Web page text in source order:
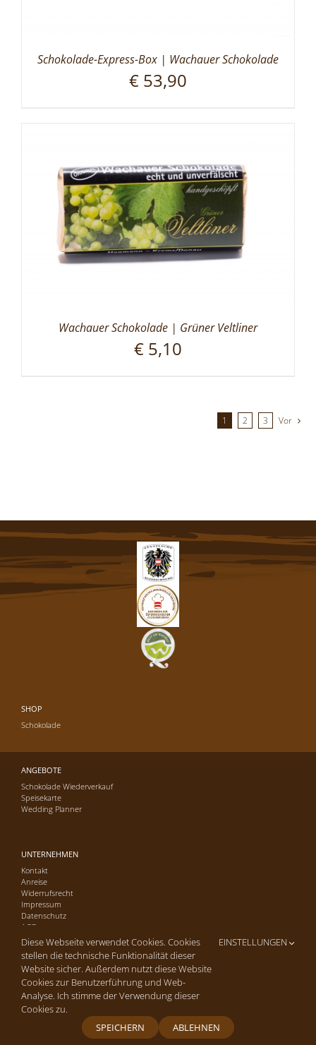
Schokolade-Express-Box | Wachauer Schokolade
€ 53,90
Wachauer Schokolade | Grüner Veltliner
€ 5,10
1 2 3 Vor
SHOP
Schokolade
ANGEBOTE
Schokolade Wiederverkauf
Speisekarte
Wedding Planner
UNTERNEHMEN
Kontakt
Anreise
Widerrufsrecht
Impressum
Datenschutz
AGB
Copyright © 2016-26 Cafe-Konditorei Hagmann GmbH | Alle Rechte
Facebook
Diese Webseite verwendet Cookies. Cookies
stellen die technische Funktionalität dieser
Website sicher. Außerdem nutzt diese Website
Cookies zur Benutzerführung und Web-
Analyse. Ich stimme der Verwendung dieser
Cookies zu.
EINSTELLUNGEN
SPEICHERN ABLEHNEN